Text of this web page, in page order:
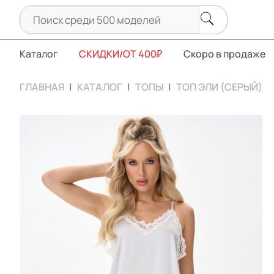
Каталог СКИДКИ/ОТ 400₽ Скоро в продаже
ГЛАВНАЯ КАТАЛОГ ТОПЫ ТОП ЭЛИ (СЕРЫЙ)